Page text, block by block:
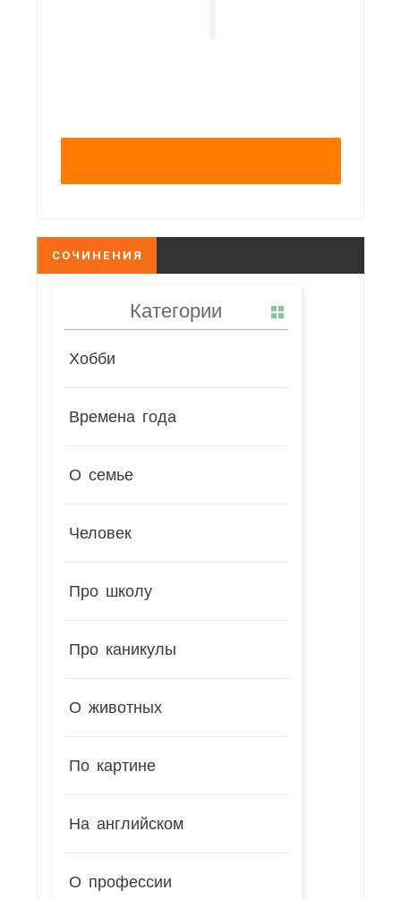
СОЧИНЕНИЯ
Категории
Хобби
Времена года
О семье
Человек
Про школу
Про каникулы
О животных
По картине
На английском
О профессии